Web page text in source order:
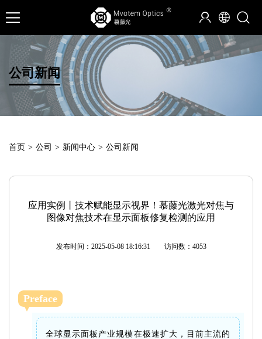
公司新闻
首页 > 公司 > 新闻中心 > 公司新闻
应用实例丨技术赋能显示视界！慕藤光激光对焦与
图像对焦技术在显示面板修复检测的应用
发布时间：2025-05-08 18:16:31 访问数：4053
Preface
全球显示面板产业规模在极速扩大，目前主流的